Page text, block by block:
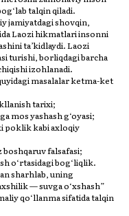
talqin qiladi.
jamiyatdagi shovqin,
Laozi hikmatlari insonni
ta’kidlaydi. Laozi
turishi, borliqdagi barcha
izohlanadi.
masalalar ketma-ket
tarixi;
mos yashash g‘oyasi;
poklik kabi axloqiy
boshqaruv falsafasi;
o‘rtasidagi bog‘liqlik.
sharhlab, uning
— suvga o‘xshash”
qo‘llanma sifatida talqin